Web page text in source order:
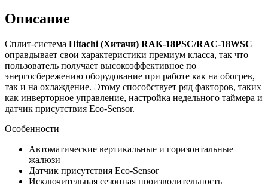
Описание
Сплит-система Hitachi (Хитачи) RAK-18PSC/RAC-18WSC
оправдывает свои характеристики премиум класса, так что
пользователь получает высокоэффективное по
энергосбережению оборудование при работе как на обогрев,
так и на охлаждение. Этому способствует ряд факторов, таких
как инверторное управление, настройка недельного таймера и
датчик присутствия Eco-Sensor.
Особенности
Автоматические вертикальные и горизонтальные
жалюзи
Датчик присутствия Eco-Sensor
Исключительная сезонная производительность